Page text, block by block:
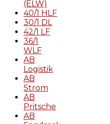
(ELW)
40/1 HLF
30/1 DL
42/1 LF
36/1
WLF
AB
Logistik
AB
Strom
AB
Pritsche
AB